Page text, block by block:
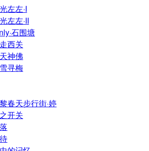
左左·I
左左·II
石围塘
西关
神佛
寻梅
春天步行街·婷
开关